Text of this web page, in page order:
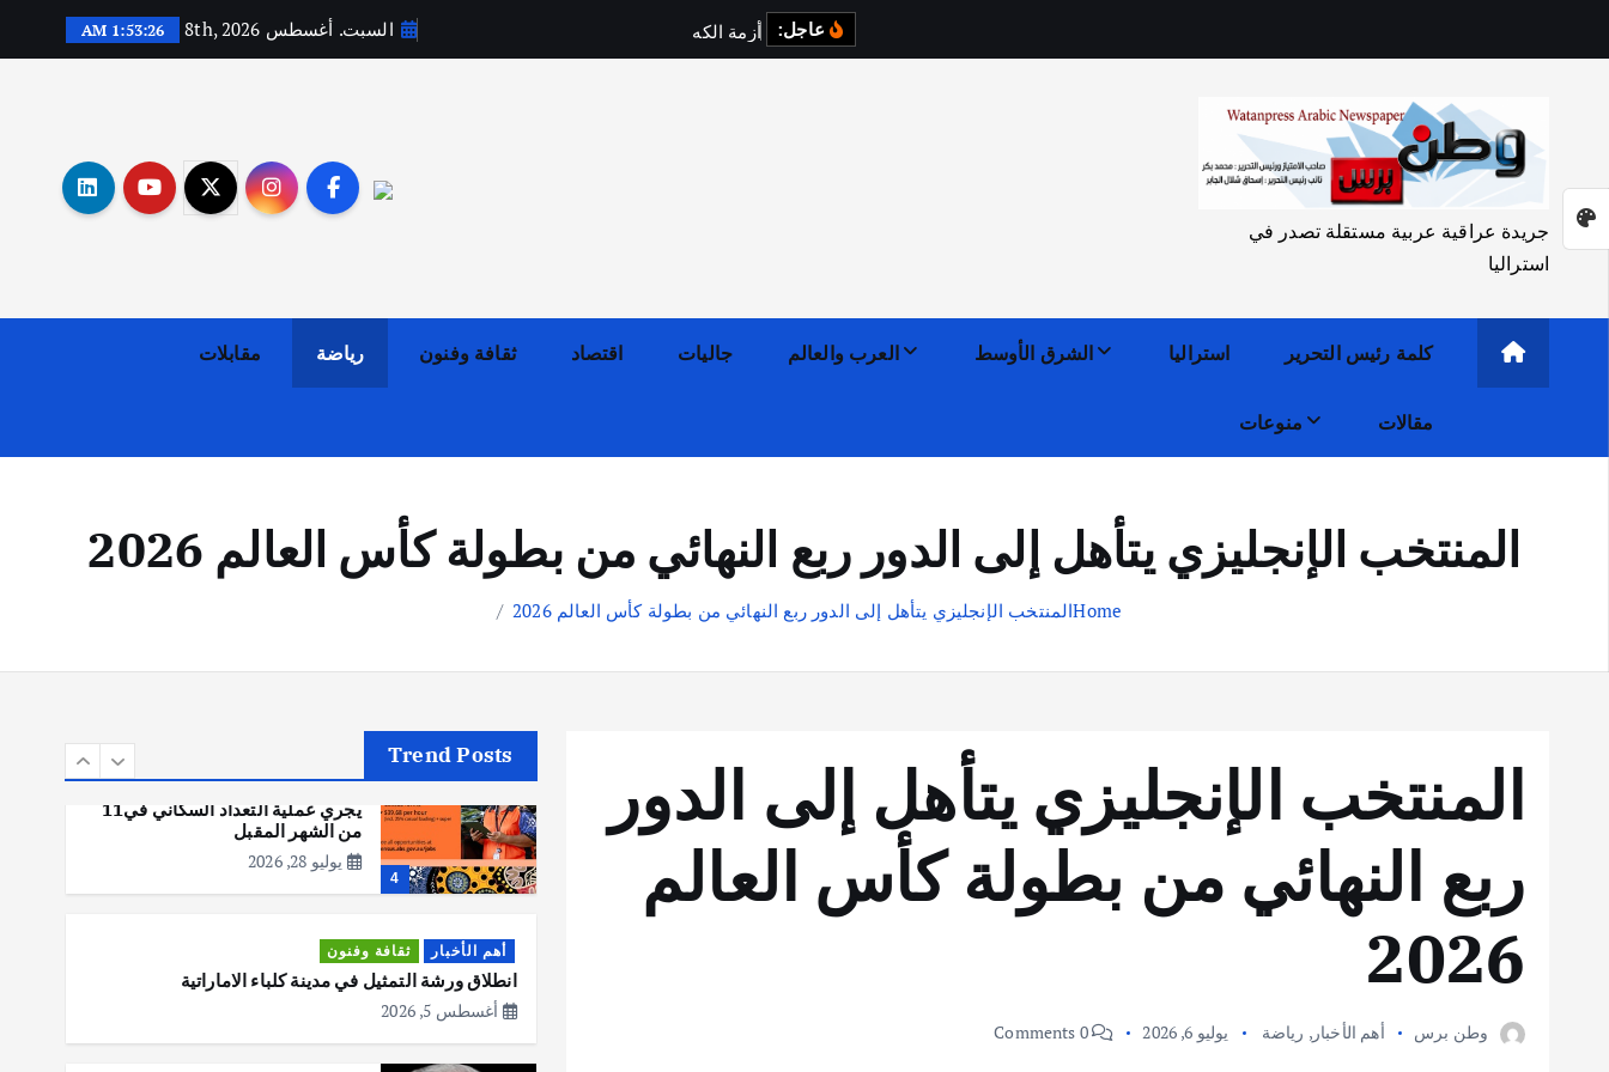
عاجل: أزمة ا كه رباء في السبت. أغسطس 8th, 2026 1:53:27 AM
جريدة عراقية عربية مستقلة تصدر في
استراليا
كلمة رئيس التحرير استراليا الشرق الأوسط العرب والعالم جاليات اقتصاد ثقافة وفنون رياضة مقابلات
مقالات منوعات
المنتخب الإنجليزي يتأهل إلى الدور ربع النهائي من بطولة كأس العالم 2026
Homeالمنتخب الإنجليزي يتأهل إلى الدور ربع النهائي من بطولة كأس العالم 2026
المنتخب الإنجليزي يتأهل إلى الدور
ربع النهائي من بطولة كأس العالم
2026
وطن برس أهم الأخبار, رياضة يوليو 6, 2026 0 Comments
Trend Posts
2
يوليو 30, 2026
4
مكتب الإحصاءات الأسترالي (ABS)
يجري عملية التعداد السكاني في11
من الشهر المقبل
يوليو 28, 2026
أهم الأخبار ثقافة وفنون
انطلاق ورشة التمثيل في مدينة كلباء الاماراتية
أغسطس 5, 2026